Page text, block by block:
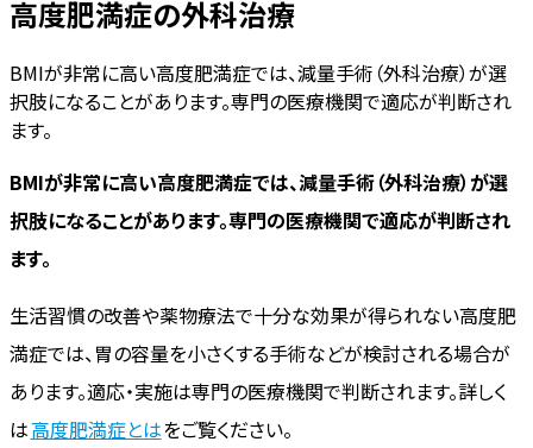
高度肥満症の外科治療
BMIが非常に高い高度肥満症では、減量手術（外科治療）が選
択肢になることがあります。専門の医療機関で適応が判断され
ます。
BMIが非常に高い高度肥満症では、減量手術（外科治療）が選
択肢になることがあります。専門の医療機関で適応が判断され
ます。
生活習慣の改善や薬物療法で十分な効果が得られない高度肥
満症では、胃の容量を小さくする手術などが検討される場合が
あります。適応・実施は専門の医療機関で判断されます。詳しく
は高度肥満症とはをご覧ください。